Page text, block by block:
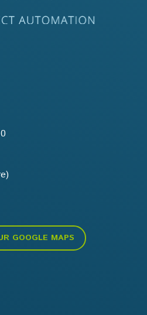
GOOGLE MAPS